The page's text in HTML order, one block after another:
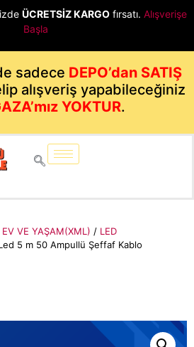
ÜCRETSİZ KARGO fırsatı. Alışverişe
Başla
sadece DEPO’dan SATIŞ
alışveriş yapabileceğiniz
YOKTUR.
EV VE YAŞAM(XML) / LED
5 m 50 Ampullü Şeffaf Kablo